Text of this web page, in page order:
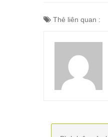
Thẻ liên quan :